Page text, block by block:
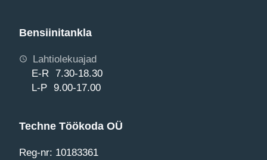
Bensiinitankla
Lahtiolekuajad
E-R 7.30-18.30
L-P 9.00-17.00
Techne Töökoda OÜ
Reg-nr: 10183361